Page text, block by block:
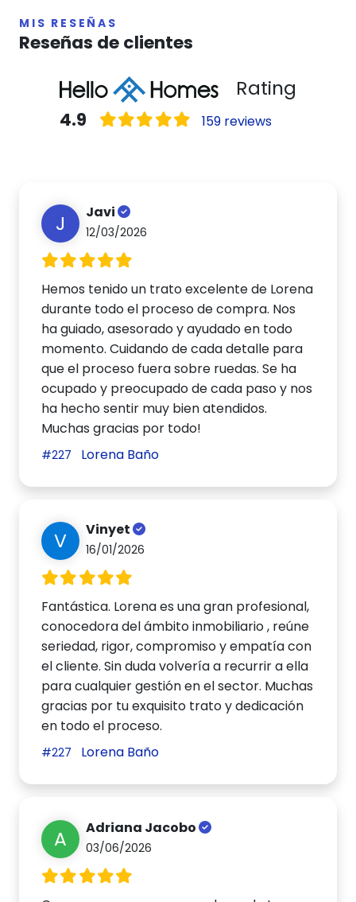
MIS RESEÑAS
Reseñas de clientes
Rating
4.9 159 reviews
J Javi
12/03/2026
Hemos tenido un trato excelente de Lorena
durante todo el proceso de compra. Nos
ha guiado, asesorado y ayudado en todo
momento. Cuidando de cada detalle para
que el proceso fuera sobre ruedas. Se ha
ocupado y preocupado de cada paso y nos
ha hecho sentir muy bien atendidos.
Muchas gracias por todo!
#227 Lorena Baño
V Vinyet
16/01/2026
Fantástica. Lorena es una gran profesional,
conocedora del ámbito inmobiliario , reúne
seriedad, rigor, compromiso y empatía con
el cliente. Sin duda volvería a recurrir a ella
para cualquier gestión en el sector. Muchas
gracias por tu exquisito trato y dedicación
en todo el proceso.
#227 Lorena Baño
A Adriana Jacobo
03/06/2026